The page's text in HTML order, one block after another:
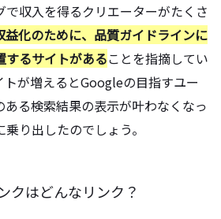
で収入を得るクリエーターがたくさ
益化のために、品質ガイドラインに
するサイトがあることを指摘してい
トが増えるとGoogleの目指すユー
る検索結果の表示が叶わなくなっ
り出したのでしょう。
クはどんなリンク？